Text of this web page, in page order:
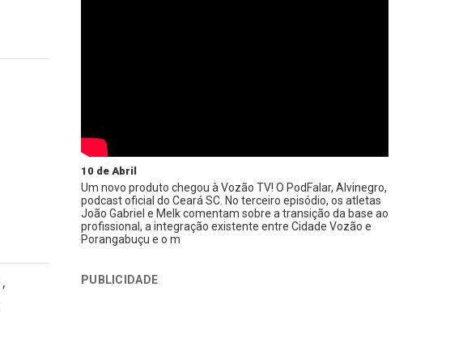
,
10 de Abril
Um novo produto chegou à Vozão TV! O PodFalar, Alvinegro,
podcast oficial do Ceará SC. No terceiro episódio, os atletas
João Gabriel e Melk comentam sobre a transição da base ao
profissional, a integração existente entre Cidade Vozão e
Porangabuçu e o m
PUBLICIDADE